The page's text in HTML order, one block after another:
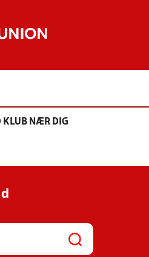
KLUB NÆR DIG